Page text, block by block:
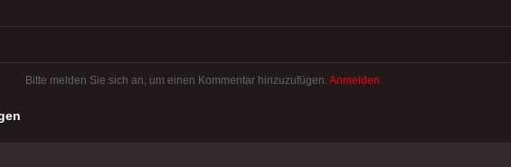
Bitte melden Sie sich an, um einen Kommentar hinzuzufügen. Anmelden